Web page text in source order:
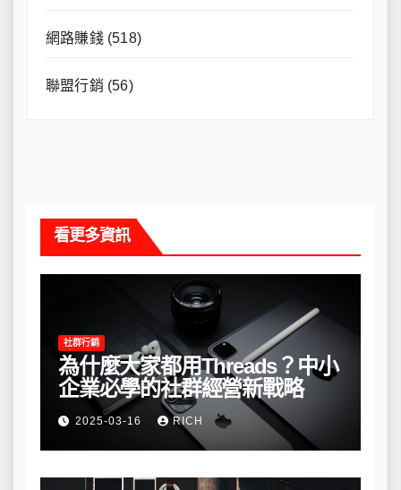
網路賺錢(518)
聯盟行銷 (56)
看更多資訊
社群行銷
為什麼大家都用Threads？中小
企業必學的社群經營新戰略
2025-03-16 RICH